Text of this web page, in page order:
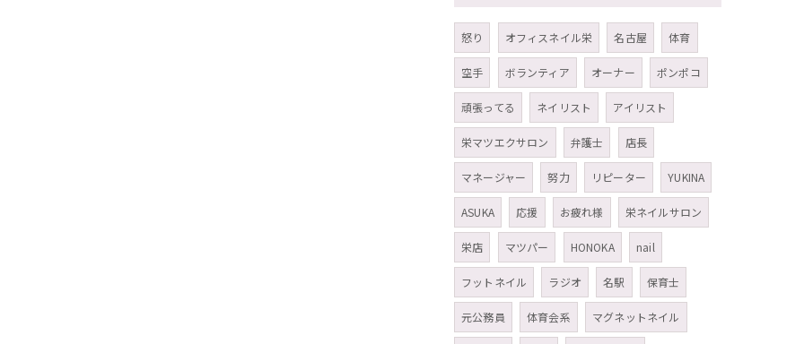
怒り オフィスネイル栄 名古屋 体育
空手 ボランティア オーナー ポンポコ
頑張ってる ネイリスト アイリスト
栄マツエクサロン 弁護士 店長
マネージャー 努力 リピーター YUKINA
ASUKA 応援 お疲れ様 栄ネイルサロン
栄店 マツパー HONOKA nail
フットネイル ラジオ 名駅 保育士
元公務員 体育会系 マグネットネイル